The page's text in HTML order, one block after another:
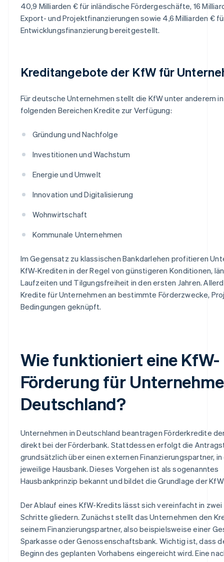
40,9 Milliarden € für inländische Fördergeschäfte, 16
Export- und Projektfinanzierungen sowie 4,6 Milliarden €
Entwicklungsfinanzierung bereitgestellt.
Kreditangebote der KfW für
Für deutsche Unternehmen stellt die KfW unter anderem
folgenden Bereichen Kredite zur Verfügung:
Gründung und Nachfolge
Investitionen und Wachstum
Energie und Umwelt
Innovation und Digitalisierung
Wohnwirtschaft
Kommunale Unternehmen
Im Gegensatz zu klassischen Bankdarlehen profitieren
KfW-Krediten in der Regel von günstigeren Konditionen,
Laufzeiten und Tilgungsfreiheit in den ersten Jahren.
Kredite für Unternehmen an bestimmte Förderzwecke,
Bedingungen geknüpft.
Wie funktioniert eine KfW-
Förderung für
Deutschland?
Unternehmen in Deutschland beantragen Förderkredite
direkt bei der Förderbank. Stattdessen erfolgt die
grundsätzlich über einen externen Finanzierungspartner,
jeweilige Hausbank. Dieses Vorgehen ist als sogenanntes
Hausbankprinzip bekannt und bildet die Grundlage der
Der Ablauf eines KfW-Kredits lässt sich vereinfacht in
Schritte gliedern. Zunächst stellt das Unternehmen den
seinem Finanzierungspartner, also beispielsweise einer
Sparkasse oder Genossenschaftsbank. Wichtig ist, dass
Beginn des geplanten Vorhabens eingereicht wird. Eine